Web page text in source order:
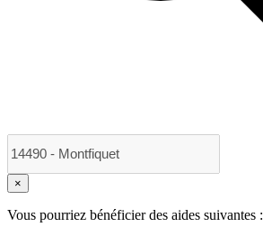
×
Vous pourriez bénéficier des aides suivantes :